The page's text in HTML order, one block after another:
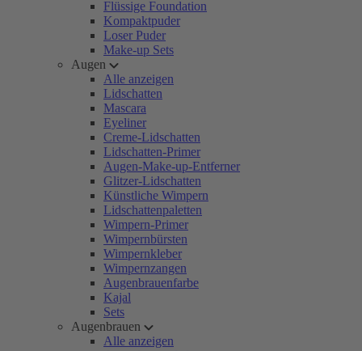
Flüssige Foundation
Kompaktpuder
Loser Puder
Make-up Sets
Augen
Alle anzeigen
Lidschatten
Mascara
Eyeliner
Creme-Lidschatten
Lidschatten-Primer
Augen-Make-up-Entferner
Glitzer-Lidschatten
Künstliche Wimpern
Lidschattenpaletten
Wimpern-Primer
Wimpernbürsten
Wimpernkleber
Wimpernzangen
Augenbrauenfarbe
Kajal
Sets
Augenbrauen
Alle anzeigen